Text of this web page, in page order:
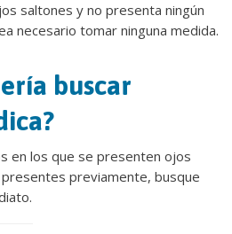
saltones y no presenta ningún
necesario tomar ninguna medida.
buscar
en los que se presenten ojos
previamente, busque